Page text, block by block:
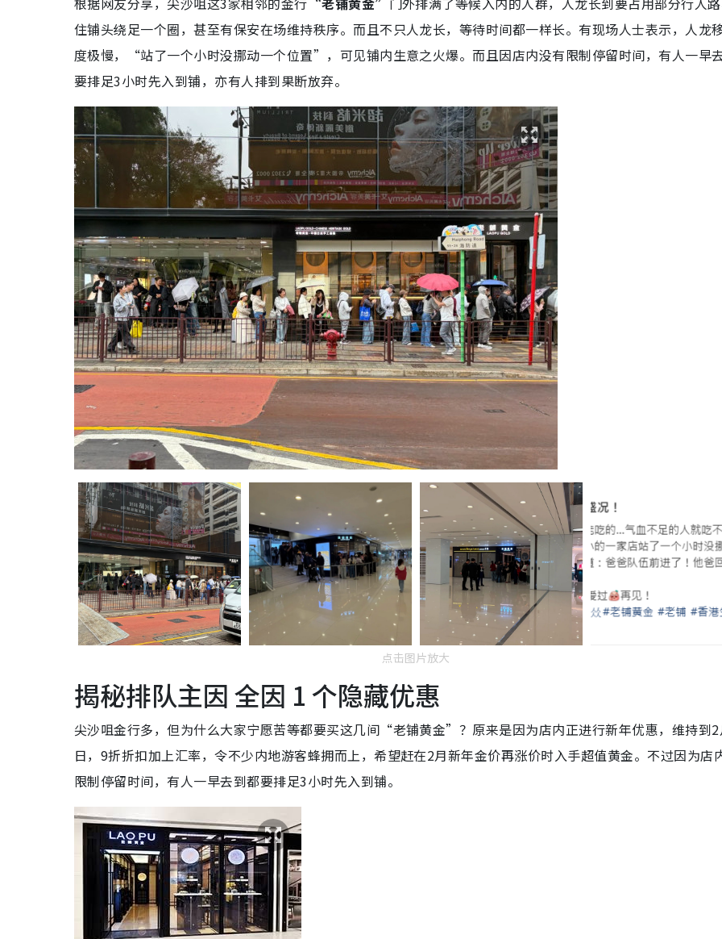
住铺头绕足一个圈，甚至有保安在场维持秩序。而且不只人龙长，等待时间都一样长。有现场人士表示，人龙
度极慢，“站了一个小时没挪动一个位置”，可见铺内生意之火爆。而且因店内没有限制停留时间，有人一早
要排足3小时先入到铺，亦有人排到果断放弃。
点击图片放大
揭秘排队主因 全因 1 个隐藏优惠
尖沙咀金行多，但为什么大家宁愿苦等都要买这几间“老铺黄金”？原来是因为店内正进行新年优惠，维持到
日，9折折扣加上汇率，令不少内地游客蜂拥而上，希望赶在2月新年金价再涨价时入手超值黄金。不过因为店
限制停留时间，有人一早去到都要排足3小时先入到铺。